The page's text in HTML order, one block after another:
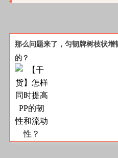
那么问题来了， 匀韧牌树枝状增
的？